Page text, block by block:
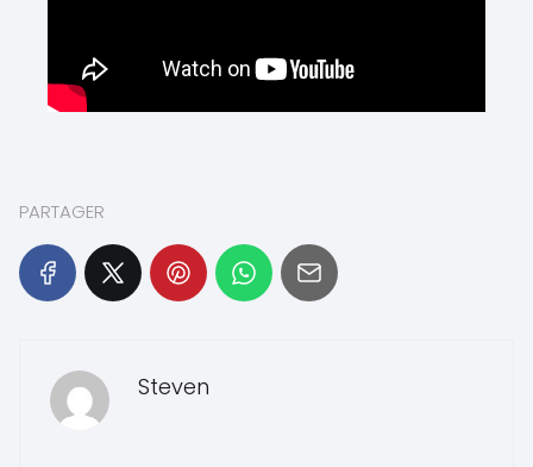
PARTAGER
Steven